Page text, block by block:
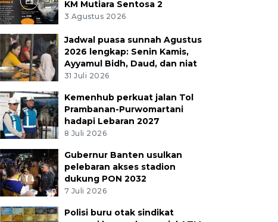
KM Mutiara Sentosa 2
3 Agustus 2026
Jadwal puasa sunnah Agustus
2026 lengkap: Senin Kamis,
Ayyamul Bidh, Daud, dan niat
31 Juli 2026
Kemenhub perkuat jalan Tol
Prambanan-Purwomartani
hadapi Lebaran 2027
8 Juli 2026
Gubernur Banten usulkan
pelebaran akses stadion
dukung PON 2032
7 Juli 2026
Polisi buru otak sindikat